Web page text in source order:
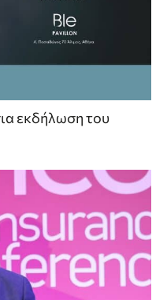
εκδήλωση του